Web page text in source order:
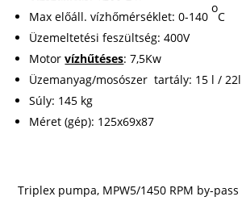
Max előáll. vízhőmérséklet: 0-140
o
C
Üzemeltetési feszültség: 400V
Motorvízhűtéses: 7,5Kw
Üzemanyag/mosószer tartály: 15 l / 22l
Súly: 145 kg
Méret (gép): 125x69x87
Triplex pumpa, MPW5/1450 RPM by-